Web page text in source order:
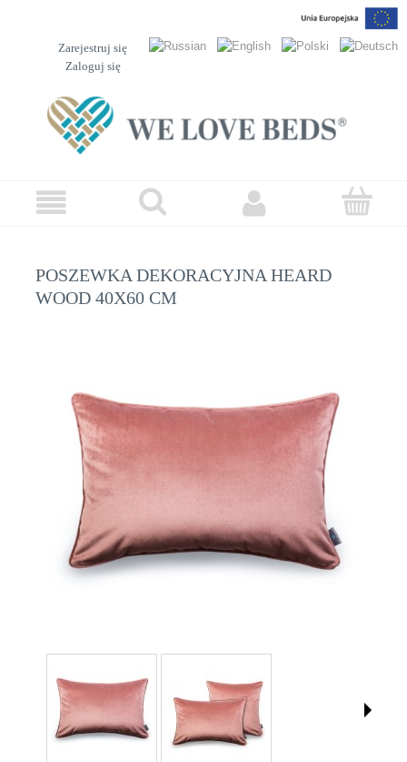
Zarejestruj się
Zaloguj się
POSZEWKA DEKORACYJNA HEARD
WOOD 40X60 CM